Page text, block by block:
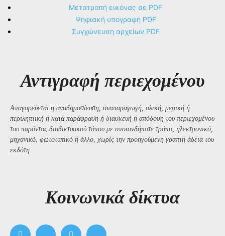
Μετατροπή εικόνας σε PDF
Ψηφιακή υπογραφή PDF
Συγχώνευση αρχείων PDF
Αντιγραφή περιεχομένου
Απαγορεύεται η αναδημοσίευση, αναπαραγωγή, ολική, μερική ή
περιληπτική ή κατά παράφραση ή διασκευή ή απόδοση του περιεχομένου
του παρόντος διαδικτυακού τόπου με οποιονδήποτε τρόπο, ηλεκτρονικό,
μηχανικό, φωτοτυπικό ή άλλο, χωρίς την προηγούμενη γραπτή άδεια του
εκδότη.
Kοινωνικά δίκτυα